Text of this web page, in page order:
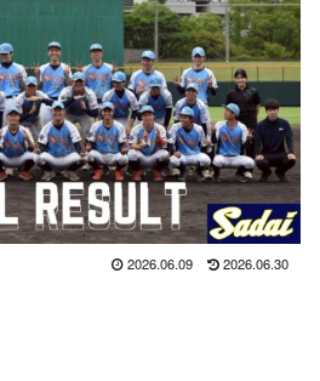
2026.06.09 2026.06.30